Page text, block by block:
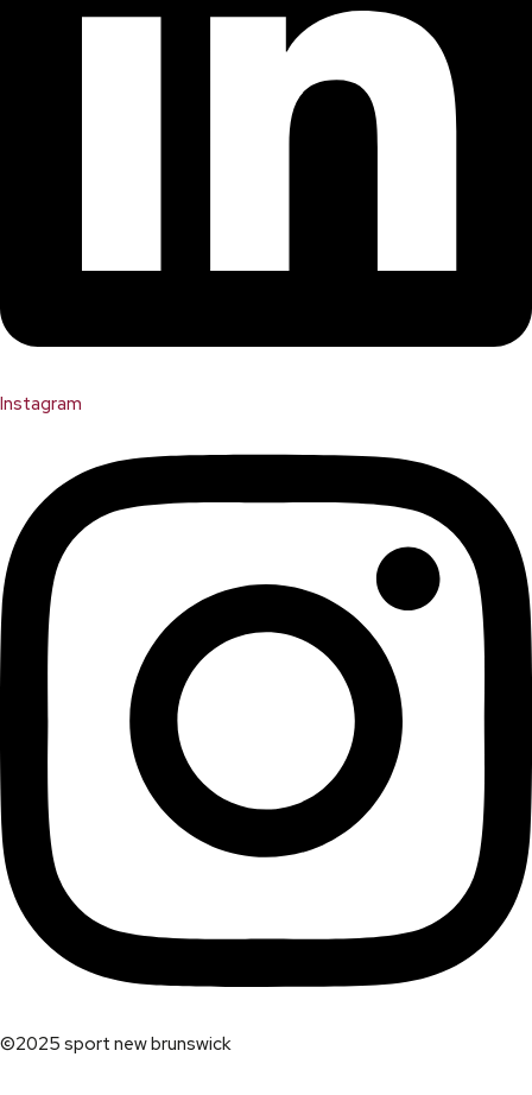
Instagram
©2025 sport new brunswick